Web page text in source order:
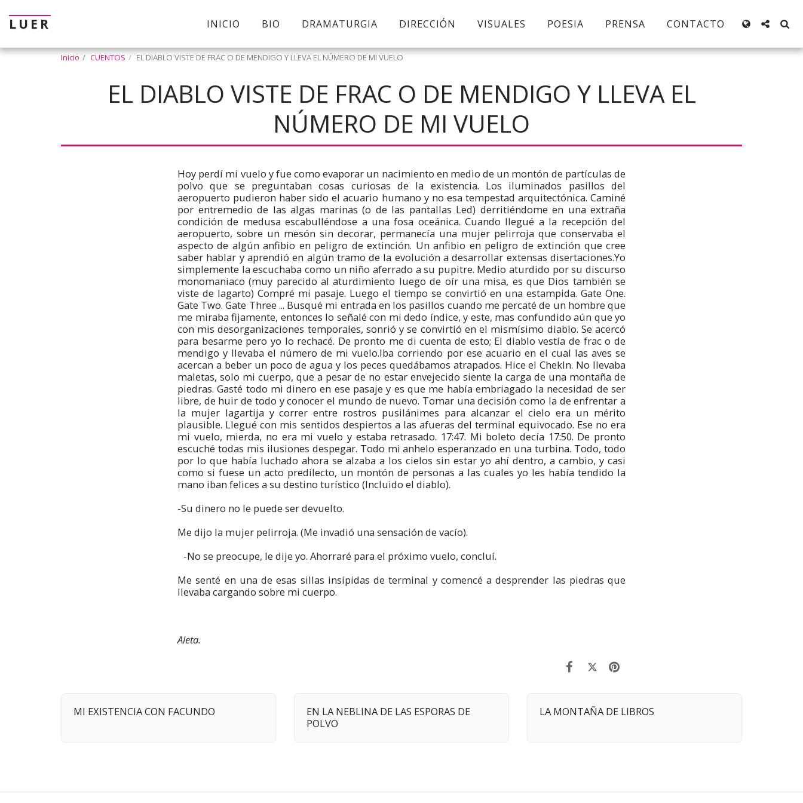
LUER INICIO BIO DRAMATURGIA DIRECCIÓN VISUALES POESIA PRENSA CONTACTO
Inicio CUENTOS EL DIABLO VISTE DE FRAC O DE MENDIGO Y LLEVA EL NÚMERO DE MI VUELO
EL DIABLO VISTE DE FRAC O DE MENDIGO Y LLEVA EL
NÚMERO DE MI VUELO
Hoy perdí mi vuelo y fue como evaporar un nacimiento en medio de un montón de partículas de
polvo que se preguntaban cosas curiosas de la existencia. Los iluminados pasillos del
aeropuerto pudieron haber sido el acuario humano y no esa tempestad arquitectónica. Caminé
por entremedio de las algas marinas (o de las pantallas Led) derritiéndome en una extraña
condición de medusa escabulléndose a una fosa oceánica. Cuando llegué a la recepción del
aeropuerto, sobre un mesón sin decorar, permanecía una mujer pelirroja que conservaba el
aspecto de algún anfibio en peligro de extinción. Un anfibio en peligro de extinción que cree
saber hablar y aprendió en algún tramo de la evolución a desarrollar extensas disertaciones.Yo
simplemente la escuchaba como un niño aferrado a su pupitre. Medio aturdido por su discurso
monomaniaco (muy parecido al aturdimiento luego de oír una misa, es que Dios también se
viste de lagarto) Compré mi pasaje. Luego el tiempo se convirtió en una estampida. Gate One.
Gate Two. Gate Three ... Busqué mi entrada en los pasillos cuando me percaté de un hombre que
me miraba fijamente, entonces lo señalé con mi dedo índice, y este, mas confundido aún que yo
con mis desorganizaciones temporales, sonrió y se convirtió en el mismísimo diablo. Se acercó
para besarme pero yo lo rechacé. De pronto me di cuenta de esto; El diablo vestía de frac o de
mendigo y llevaba el número de mi vuelo.Iba corriendo por ese acuario en el cual las aves se
acercan a beber un poco de agua y los peces quedábamos atrapados. Hice el ChekIn. No llevaba
maletas, solo mi cuerpo, que a pesar de no estar envejecido siente la carga de una montaña de
piedras. Gasté todo mi dinero en ese pasaje y es que me había embriagado la necesidad de ser
libre, de huir de todo y conocer el mundo de nuevo. Tomar una decisión como la de enfrentar a
la mujer lagartija y correr entre rostros pusilánimes para alcanzar el cielo era un mérito
plausible. Llegué con mis sentidos despiertos a las afueras del terminal equivocado. Ese no era
mi vuelo, mierda, no era mi vuelo y estaba retrasado. 17:47. Mi boleto decía 17:50. De pronto
escuché todas mis ilusiones despegar. Todo mi anhelo esperanzado en una turbina. Todo, todo
por lo que había luchado ahora se alzaba a los cielos sin estar yo ahí dentro, a cambio, y casi
como si fuese un acto predilecto, un montón de personas a las cuales yo les había tendido la
mano iban felices a su destino turístico (Incluido el diablo).
-Su dinero no le puede ser devuelto.
Me dijo la mujer pelirroja. (Me invadió una sensación de vacío).
-No se preocupe, le dije yo. Ahorraré para el próximo vuelo, concluí.
Me senté en una de esas sillas insípidas de terminal y comencé a desprender las piedras que
llevaba cargando sobre mi cuerpo.
Aleta.
MI EXISTENCIA CON FACUNDO
EN LA NEBLINA DE LAS ESPORAS DE
POLVO
LA MONTAÑA DE LIBROS